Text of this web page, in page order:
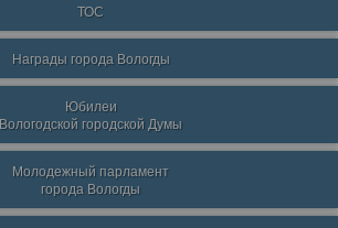
ТОС
Награды города Вологды
Юбилеи
Вологодской городской Думы
Молодежный парламент
города Вологды